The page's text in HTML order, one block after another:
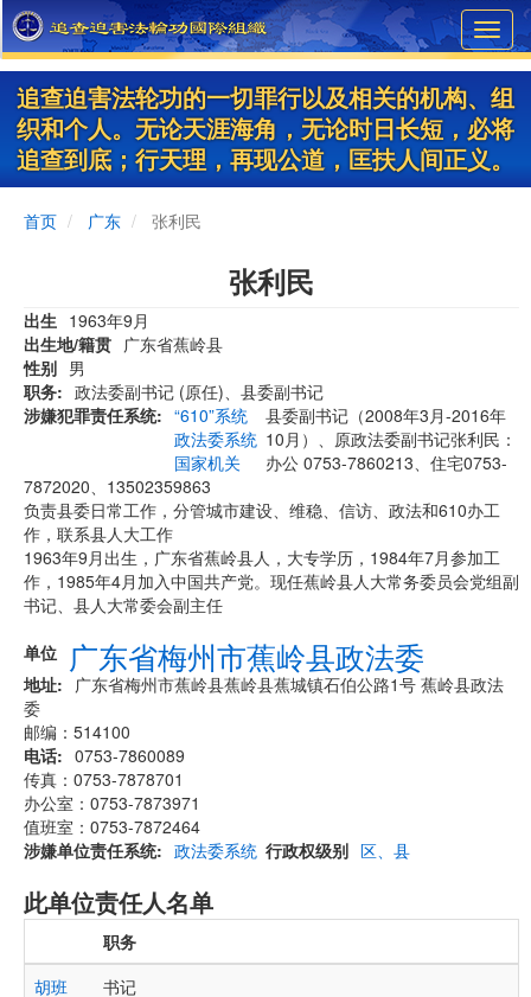
Skip
to
main
content
追查迫害法轮功的一切罪行以及相关的机构、组
织和个人。无论天涯海角，无论时日长短，必将
追查到底；行天理，再现公道，匡扶人间正义。
首页 广东 张利民
张利民
出生 1963年9月
出生地/籍贯 广东省蕉岭县
性别 男
职务
政法委副书记 (原任)、县委副书记
涉嫌犯罪责任系统
“610”系统
政法委系统
国家机关
县委副书记（2008年3月-2016年
10月）、原政法委副书记张利民：
办公 0753-7860213、住宅0753-
7872020、13502359863
负责县委日常工作，分管城市建设、维稳、信访、政法和610办工
作，联系县人大工作
1963年9月出生，广东省蕉岭县人，大专学历，1984年7月参加工
作，1985年4月加入中国共产党。现任蕉岭县人大常务委员会党组副
书记、县人大常委会副主任
单位
广东省梅州市蕉岭县政法委
地址
广东省梅州市蕉岭县蕉岭县蕉城镇石伯公路1号 蕉岭县政法
委
邮编：514100
电话
0753-7860089
传真：0753-7878701
办公室：0753-7873971
值班室：0753-7872464
涉嫌单位责任系统
政法委系统 行政权级别 区、县
此单位责任人名单
职务
胡班
书记